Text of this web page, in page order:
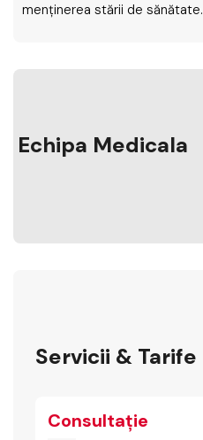
menținerea stării de sănătate.
Echipa Medicala
Servicii & Tarife
Consultație